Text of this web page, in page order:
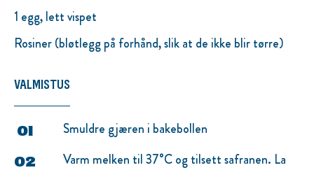
1 egg, lett vispet
Rosiner (bløtlegg på forhånd, slik at de ikke blir tørre)
VALMISTUS
Smuldre gjæren i bakebollen
Varm melken til 37°C og tilsett safranen. La